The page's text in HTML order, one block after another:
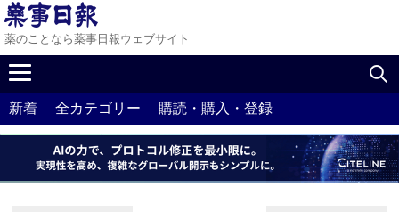
薬のことなら薬事日報ウェブサイト
新着 全カテゴリー 購読・購入・登録